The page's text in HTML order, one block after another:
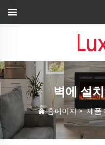
벽에 설
홈페이지>제품